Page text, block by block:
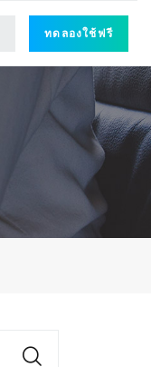
ทดลองใช้ฟรี